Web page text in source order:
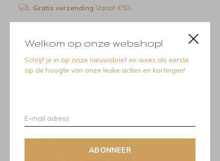
Welkom op onze webshop!
Schrijf je in op onze nieuwsbrief en wees als eerste
op de hoogte van onze leuke acties en kortingen!
ABONNEER
Gratis verzending Vanaf €50,-